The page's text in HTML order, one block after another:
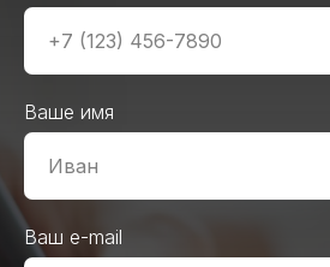
Ваше имя
Ваш e-mail